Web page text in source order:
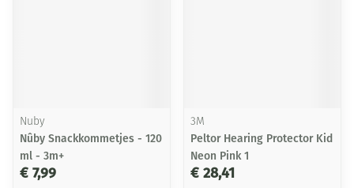
Nuby
Nûby Snackkommetjes - 120
ml - 3m+
€ 7,99
3M
Peltor Hearing Protector Kid
Neon Pink 1
€ 28,41